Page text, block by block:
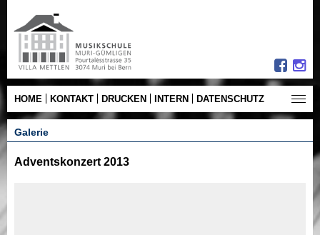
HOME KONTAKT DRUCKEN INTERN DATENSCHUTZ
Galerie
Adventskonzert 2013